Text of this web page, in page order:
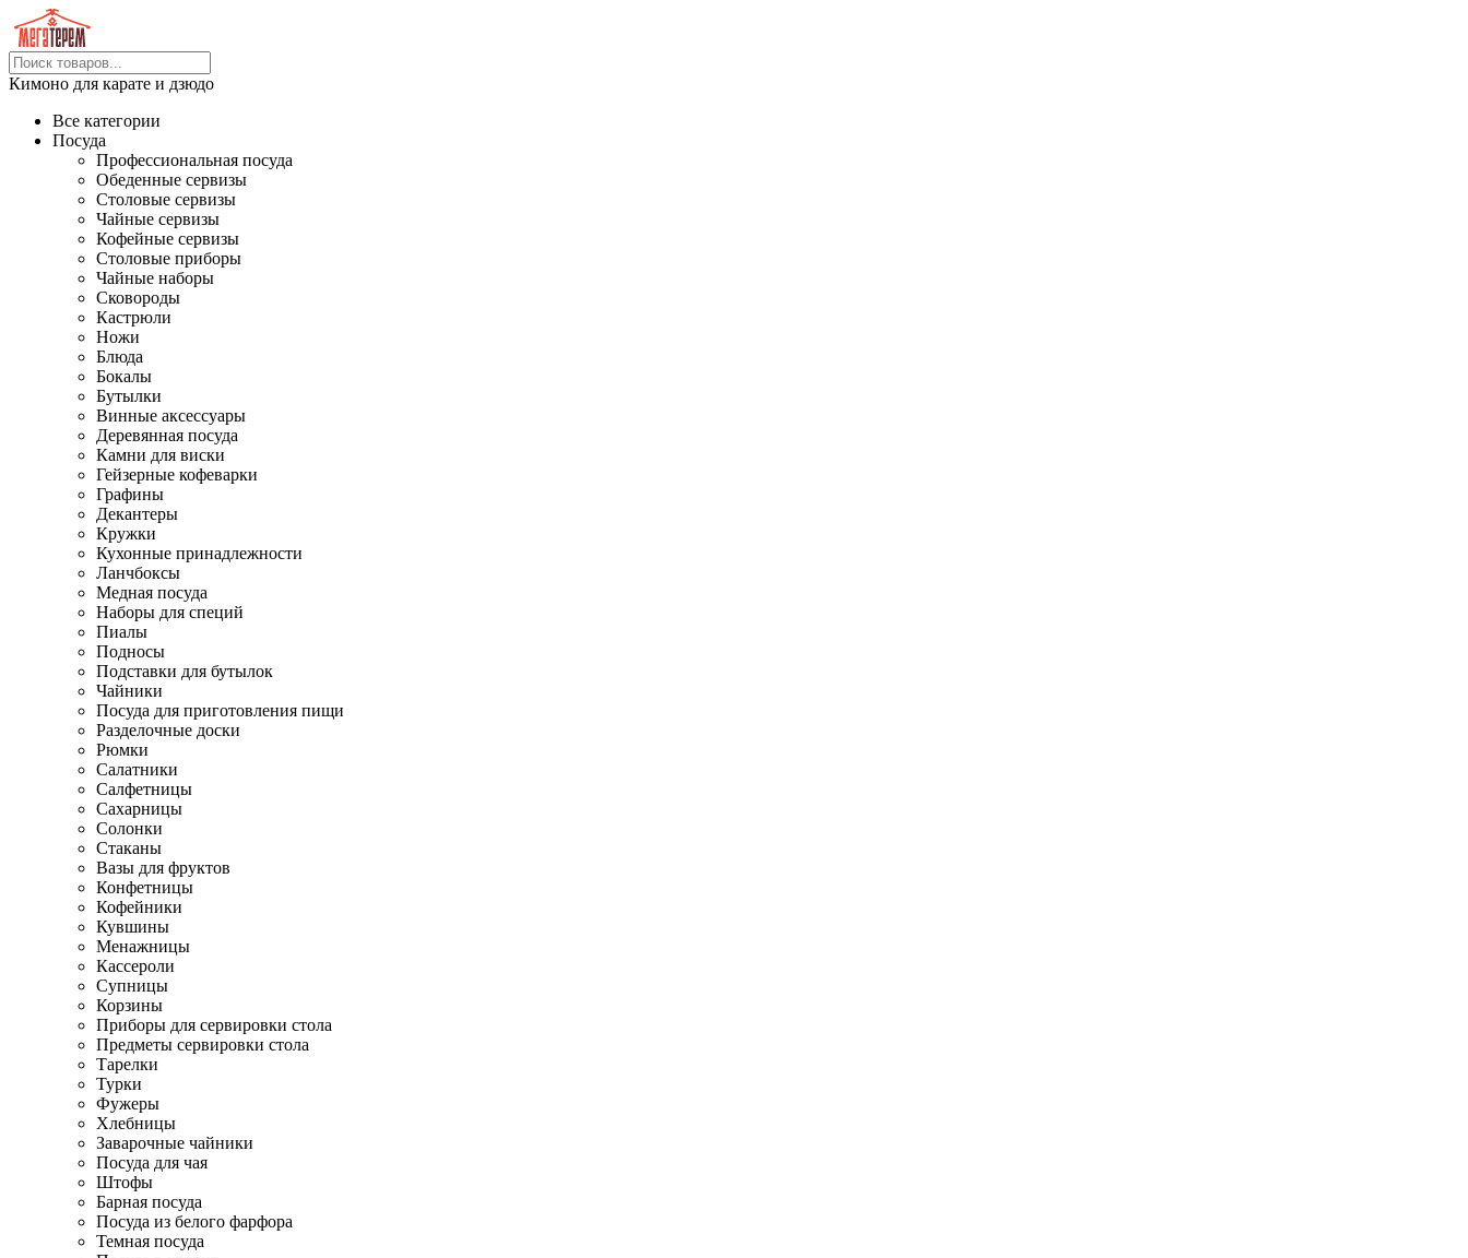
Кимоно для карате и дзюдо
Все категории
Посуда
Профессиональная посуда
Обеденные сервизы
Столовые сервизы
Чайные сервизы
Кофейные сервизы
Столовые приборы
Чайные наборы
Сковороды
Кастрюли
Ножи
Блюда
Бокалы
Бутылки
Винные аксессуары
Деревянная посуда
Камни для виски
Гейзерные кофеварки
Графины
Декантеры
Кружки
Кухонные принадлежности
Ланчбоксы
Медная посуда
Наборы для специй
Пиалы
Подносы
Подставки для бутылок
Чайники
Посуда для приготовления пищи
Разделочные доски
Рюмки
Салатники
Салфетницы
Сахарницы
Солонки
Стаканы
Вазы для фруктов
Конфетницы
Кофейники
Кувшины
Менажницы
Кассероли
Супницы
Корзины
Приборы для сервировки стола
Предметы сервировки стола
Тарелки
Турки
Фужеры
Хлебницы
Заварочные чайники
Посуда для чая
Штофы
Барная посуда
Посуда из белого фарфора
Темная посуда